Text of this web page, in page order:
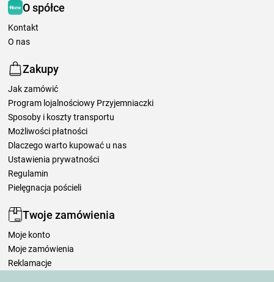
O spółce
Kontakt
O nas
Zakupy
Jak zamówić
Program lojalnościowy Przyjemniaczki
Sposoby i koszty transportu
Możliwości płatności
Dlaczego warto kupować u nas
Ustawienia prywatności
Regulamin
Pielęgnacja pościeli
Twoje zamówienia
Moje konto
Moje zamówienia
Reklamacje